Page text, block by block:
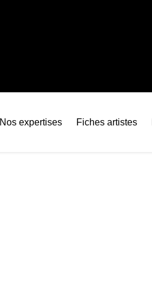
Nos expertises Fiches artistes